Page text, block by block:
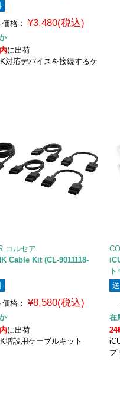
格： ¥3,480(税込)
に出荷
対応デバイスを接続するケ
コルセア
Cable Kit (CL-9011118-
格： ¥8,580(税込)
に出荷
増設用ケーブルキット
在
24
プ